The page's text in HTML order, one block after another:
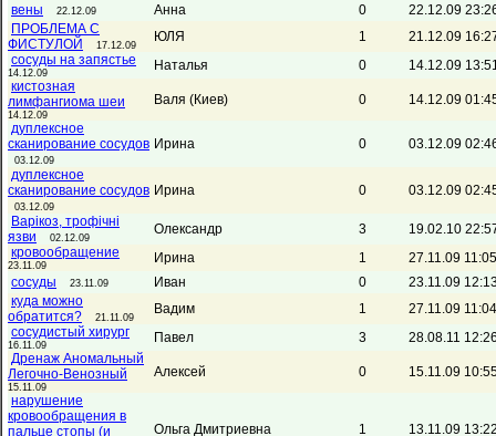
вены
22.12.09 Анна 0
22.12.09
ПРОБЛЕМА С
ФИСТУЛОЙ
17.12.09
ЮЛЯ 1
21.12.09
сосуды на запястье
14.12.09 Наталья 0
14.12.09
кистозная
лимфангиома шеи
14.12.09
Валя (Киев) 0
14.12.09
дуплексное
сканирование сосудов
03.12.09
Ирина 0
03.12.09
дуплексное
сканирование сосудов
03.12.09
Ирина 0
03.12.09
Варікоз, трофічні
язви
02.12.09
Олександр 3
19.02.10
кровообращение
23.11.09 Ирина 1
27.11.09
сосуды
23.11.09 Иван 0
23.11.09
куда можно
обратится?
21.11.09
Вадим 1
27.11.09
сосудистый хирург
16.11.09 Павел 3
28.08.11
Дренаж Аномальный
Легочно-Венозный
15.11.09
Алексей 0
15.11.09
нарушение
кровообращения в
пальце стопы (и
Ольга Дмитриевна 1 13.11.09